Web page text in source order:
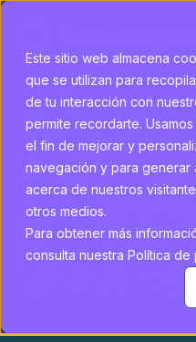
Este sitio web almacena
que se utilizan para
de tu interacción con
permite recordarte.
el fin de mejorar y
navegación y para generar
acerca de nuestros
otros medios.
Para obtener más
consulta nuestra Política de